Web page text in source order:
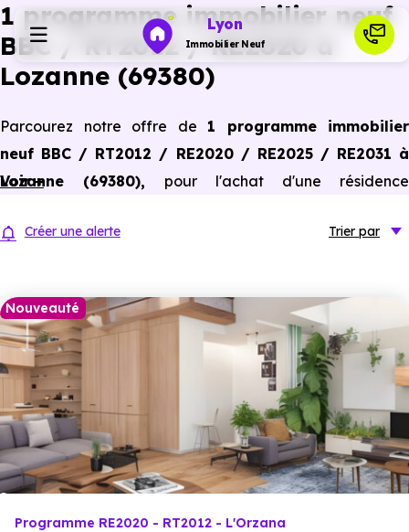
Lyon
Immobilier Neuf
Investir
Ressources
Financer
1 programme immobilier neuf
BBC / RT2012 / RE2020 à
Lozanne (69380)
Parcourez notre offre de 1 programme immobilier
neuf BBC / RT2012 / RE2020 / RE2025 / RE2031 à
Lozanne (69380), pour l'achat d'une résidence
dernières normes de performances énergétiques, pour un
Voir +
Créer une alerte Trier par
Nouveauté
Programme RE2020 - RT2012 - L'Orzana